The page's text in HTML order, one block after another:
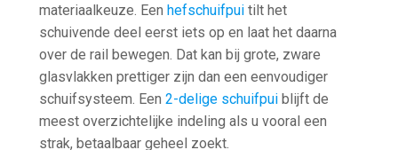
materiaalkeuze. Eenhefschuifpui tilt het
schuivende deel eerst iets op en laat het daarna
over de rail bewegen. Dat kan bij grote, zware
glasvlakken prettiger zijn dan een eenvoudiger
schuifsysteem. Een2-delige schuifpui blijft de
meest overzichtelijke indeling als u vooral een
strak, betaalbaar geheel zoekt.